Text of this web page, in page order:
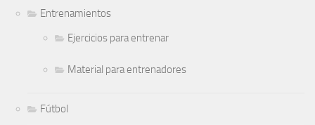
Entrenamientos
Ejercicios para entrenar
Material para entrenadores
Fútbol